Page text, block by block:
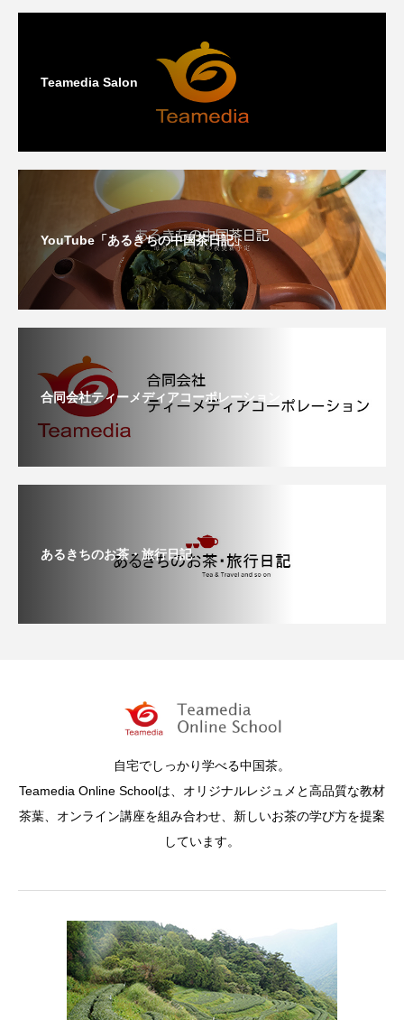
Teamedia Salon
YouTube「あるきちの中国茶日記」
合同会社ティーメディアコーポレーション
あるきちのお茶・旅行日記
自宅でしっかり学べる中国茶。
Teamedia Online Schoolは、オリジナルレジュメと高品質な教材
茶葉、オンライン講座を組み合わせ、新しいお茶の学び方を提案
しています。